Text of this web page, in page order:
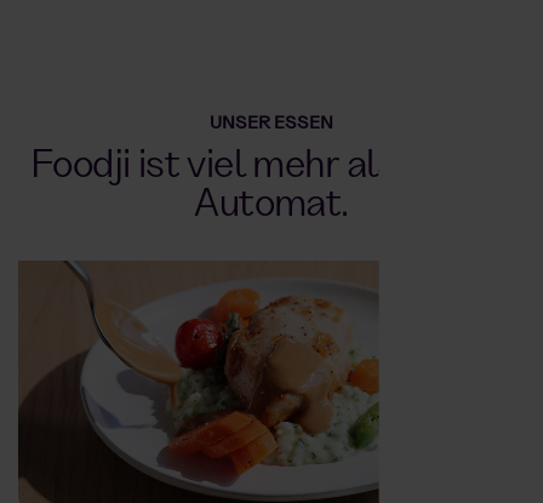
UNSER ESSEN
Foodji ist viel mehr als nur ein
Automat.